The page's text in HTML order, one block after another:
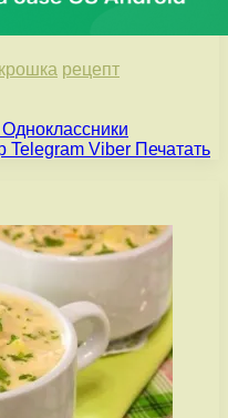
рецепт
Одноклассники
Telegram Viber Печатать